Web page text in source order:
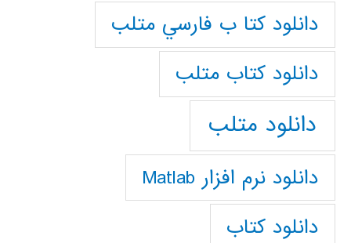
دانلود كتا ب فارسي متلب
دانلود كتاب متلب
دانلود متلب
دانلود نرم افزار Matlab
دانلود کتاب